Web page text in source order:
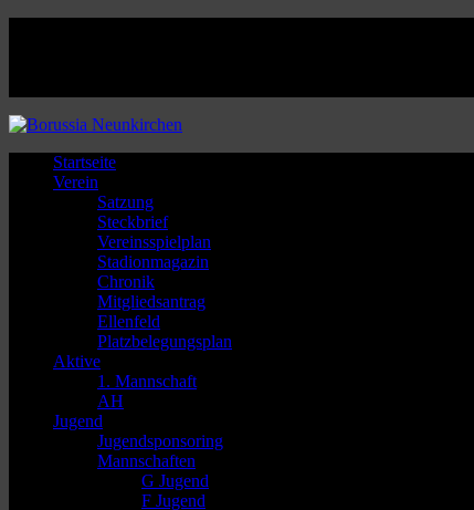
Startseite
Verein
Satzung
Steckbrief
Vereinsspielplan
Stadionmagazin
Chronik
Mitgliedsantrag
Ellenfeld
Platzbelegungsplan
Aktive
1. Mannschaft
AH
Jugend
Jugendsponsoring
Mannschaften
G Jugend
F Jugend